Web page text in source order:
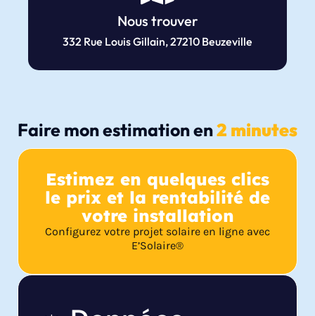
Nous trouver
332 Rue Louis Gillain, 27210 Beuzeville
Faire mon estimation en2 minutes
Estimez en quelques clics
le prix et la rentabilité de
votre installation
Configurez votre projet solaire en ligne avec
E’Solaire®